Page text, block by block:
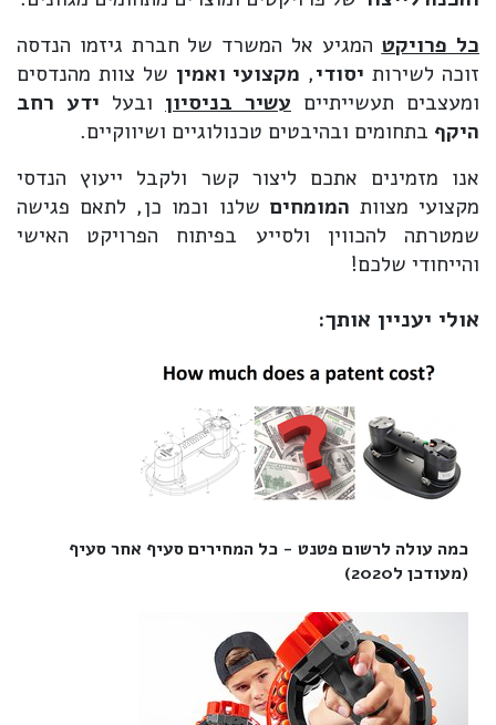
כל פרויקט המגיע אל המשרד של חברת גיזמו הנדסה
זוכה לשירות יסודי, מקצועי ואמין של צוות מהנדסים
ומעצבים תעשייתיים עשיר בניסיון ובעל ידע רחב
היקף בתחומים ובהיבטים טכנולוגיים ושיווקיים.
אנו מזמינים אתכם ליצור קשר ולקבל ייעוץ הנדסי
מקצועי מצוות המומחים שלנו וכמו כן, לתאם פגישה
שמטרתה להכווין ולסייע בפיתוח הפרויקט האישי
והייחודי שלכם!
אולי יעניין אותך:
כמה עולה לרשום פטנט - כל המחירים סעיף אחר סעיף
(מעודכן ל2020)‎